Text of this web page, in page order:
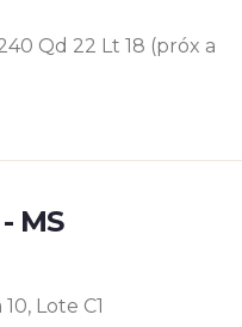
Qd 22 Lt 18 (próx a
MS
Lote C1